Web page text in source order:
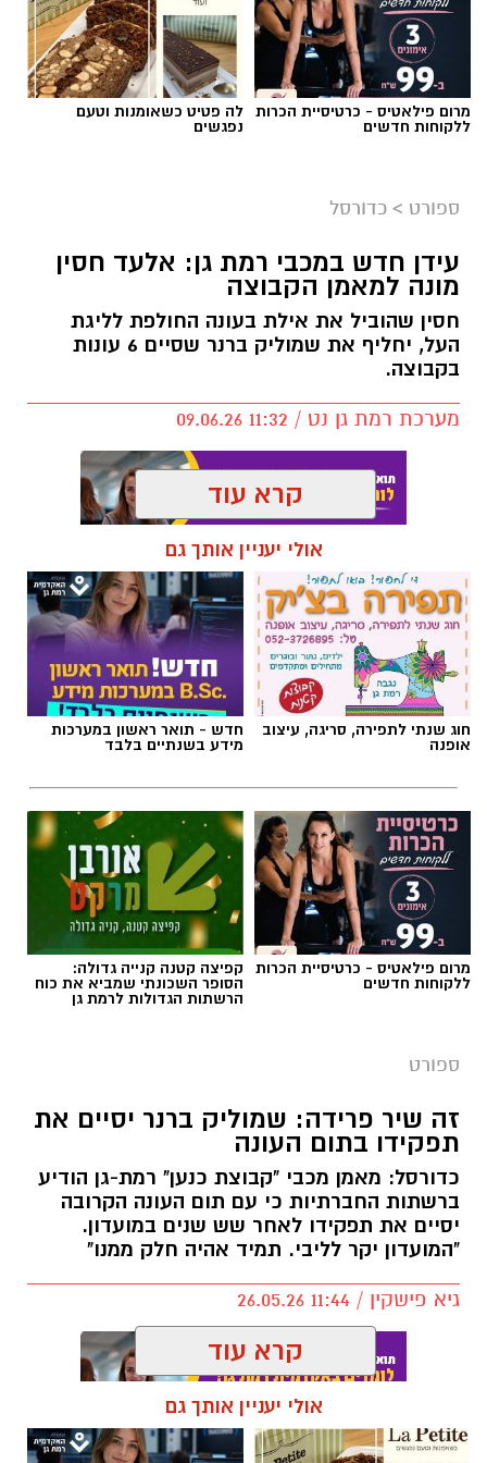
מרום פילאטיס - כרטיסיית הכרות
ללקוחות חדשים
לה פטיט כשאומנות וטעם
נפגשים
ספורט > כדורסל
עידן חדש במכבי רמת גן: אלעד חסין
מונה למאמן הקבוצה
חסין שהוביל את אילת בעונה החולפת לליגת
העל, יחליף את שמוליק ברנר שסיים 6 עונות
בקבוצה.
מערכת רמת גן נט / 11:32 09.06.26
תגים:אלעד חסין, מכבי רמת גן
צילום באדיבות מכבי קבוצת כנען רמת-גן
אלעד חסין (46) יאמן בעונת המשחקים הקרובה
משמוליק ברנר שאימן את הקבוצה בשש השנים
לחסין ניסיון רב באימון קבוצות בליגת העל בישראל
כמאמן ראשי: הוא אימן במכבי חיפה, הפועל חולון,
מכבי קריית גת, הפועל חיפה (שתי קדנציות) ועירוני
הראשון.
עוד קודם לכן, לפני 21 שנים, בעונת 2004/2005
שימש חסין כעוזרו של פיני גרשון במכבי תל אביב,
עונה בה זכתה הקבוצה ביורוליג (במוסקבה),
הוכתרה לאלופת המדינה וזכתה בגביע המדינה
קרא עוד
אולי יעניין אותך גם
חוג שנתי לתפירה, סריגה, עיצוב
אופנה
חדש - תואר ראשון במערכות
מידע בשנתיים בלבד
מרום פילאטיס - כרטיסיית הכרות
ללקוחות חדשים
קפיצה קטנה קנייה גדולה:
הסופר השכונתי שמביא את כוח
הרשתות הגדולות לרמת גן
ספורט
זה שיר פרידה: שמוליק ברנר יסיים את
תפקידו בתום העונה
כדורסל: מאמן מכבי "קבוצת כנען" רמת-גן הודיע
ברשתות החברתיות כי עם תום העונה הקרובה
יסיים את תפקידו לאחר שש שנים במועדון.
"המועדון יקר לליבי. תמיד אהיה חלק ממנו"
גיא פישקין / 11:44 26.05.26
קרא עוד
אולי יעניין אותך גם